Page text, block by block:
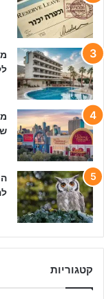
קטגוריות